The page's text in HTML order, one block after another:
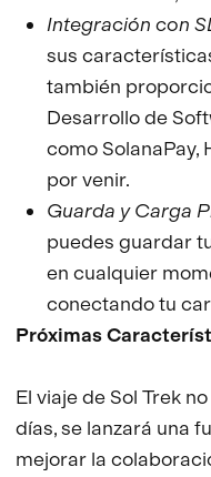
Integración con
sus
también
Desarrollo de
como SolanaPay,
por venir.
Guarda y Carga
puedes guardar
en cualquier
conectando tu
Próximas
El viaje de Sol Trek
días, se lanzará una
mejorar la